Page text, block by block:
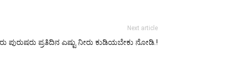
Next article
ಪ್ರತಿದಿನ ಎಷ್ಟು ನೀರು ಕುಡಿಯಬೇಕು ನೋಡಿ.!